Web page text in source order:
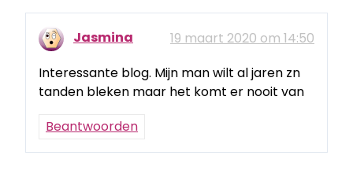
Jasmina
19 maart 2020 om 14:50
Interessante blog. Mijn man wilt al jaren zn
tanden bleken maar het komt er nooit van
Beantwoorden